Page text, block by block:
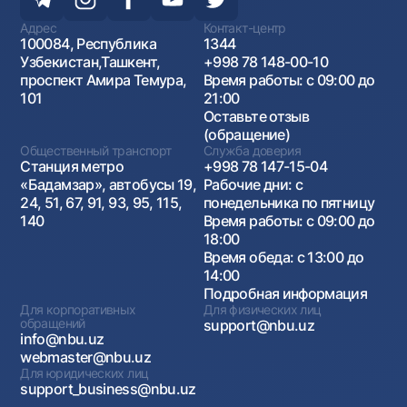
Адрес
100084, Республика
Узбекистан,Ташкент,
проспект Амира Темура,
101
Контакт-центр
1344
+998 78 148-00-10
Время работы: с 09:00 до
21:00
Оставьте отзыв
(обращение)
Общественный транспорт
Станция метро
«Бадамзар», автобусы 19,
24, 51, 67, 91, 93, 95, 115,
140
Служба доверия
+998 78 147-15-04
Рабочие дни: с
понедельника по пятницу
Время работы: с 09:00 до
18:00
Время обеда: с 13:00 до
14:00
Подробная информация
Для корпоративных
обращений
info@nbu.uz
webmaster@nbu.uz
Для физических лиц
support@nbu.uz
Для юридических лиц
support_business@nbu.uz